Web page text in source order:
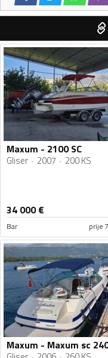
Maxum - 2100 SC
Gliser 2007 200 KS
34 000€
Bar prije
Maxum - Maxum sc